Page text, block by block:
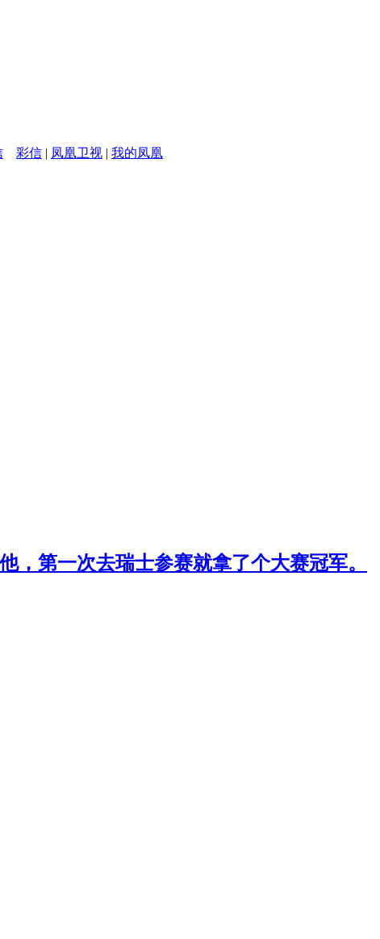
彩信 | 凤凰卫视 | 我的凤凰
第一次去瑞士参赛就拿了个大赛冠军。